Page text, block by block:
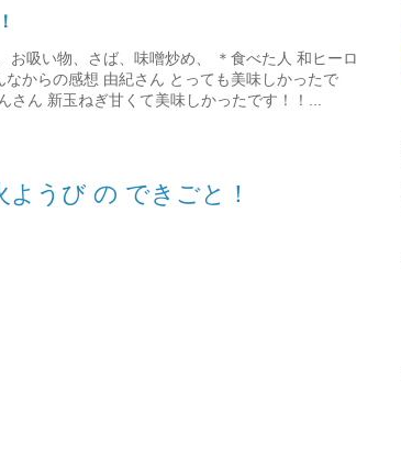
お吸い物、さば、味噌炒め、 ＊食べた人 和ヒーロ
からの感想 由紀さん とっても美味しかったで
さん 新玉ねぎ甘くて美味しかったです！！...
うび の できごと！